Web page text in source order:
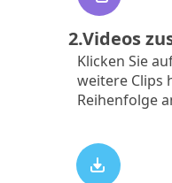
2.Videos
Klicken Sie
weitere Clips
Reihenfolge